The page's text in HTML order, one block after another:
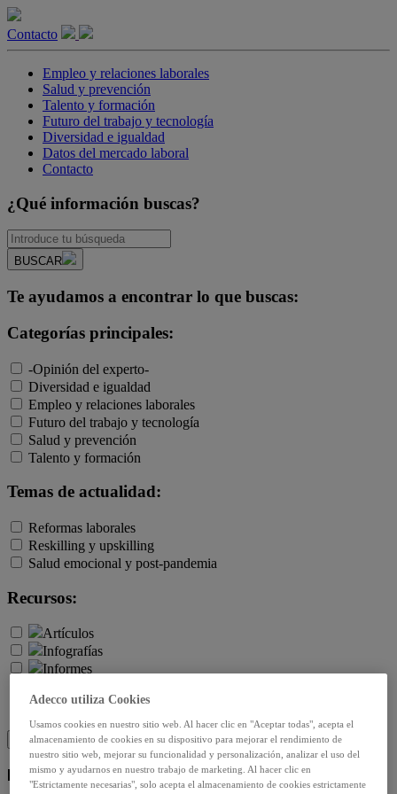
Contacto
Empleo y relaciones laborales
Salud y prevención
Talento y formación
Futuro del trabajo y tecnología
Diversidad e igualdad
Datos del mercado laboral
Contacto
¿Qué información buscas?
BUSCAR
Te ayudamos a encontrar lo que buscas:
Categorías principales:
-Opinión del experto-
Diversidad e igualdad
Empleo y relaciones laborales
Futuro del trabajo y tecnología
Salud y prevención
Talento y formación
Temas de actualidad:
Reformas laborales
Reskilling y upskilling
Salud emocional y post-pandemia
Recursos:
Artículos
Infografías
Informes
Video
Webinar
BUSCAR
Política de privacidad
Adecco utiliza Cookies
Usamos cookies en nuestro sitio web. Al hacer clic en "Aceptar todas", acepta el
almacenamiento de cookies en su dispositivo para mejorar el rendimiento de
nuestro sitio web, mejorar su funcionalidad y personalización, analizar el uso del
mismo y ayudarnos en nuestro trabajo de marketing. Al hacer clic en
"Estrictamente necesarias", solo acepta el almacenamiento de cookies estrictamente